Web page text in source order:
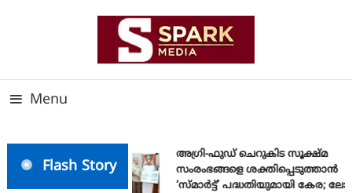
Menu
Flash Story
അഗ്രി-ഫുഡ് ചെറുകിട സൂക്ഷ്മ
സംരംഭങ്ങളെ ശക്തിപ്പെടുത്താന്‍
‘സ്മാര്‍ട്ട്’ പദ്ധതിയുമായി കേര;